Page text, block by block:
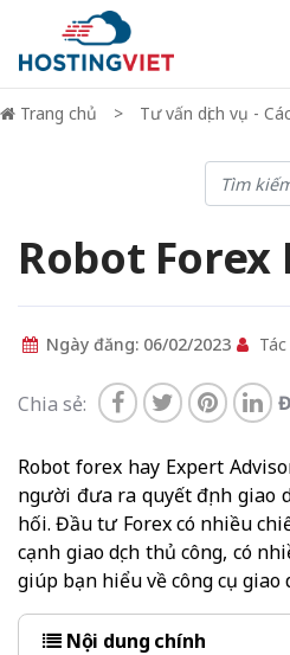
Trang chủ Tư vấn dịch vụ -
Robot Forex
Ngày đăng: 06/02/2023
Chia sẻ:
Robot forex hay Expert
người đưa ra quyết định giao
hối. Đầu tư Forex có nhiều
cạnh giao dịch thủ công, có
giúp bạn hiểu về công cụ
Nội dung chính